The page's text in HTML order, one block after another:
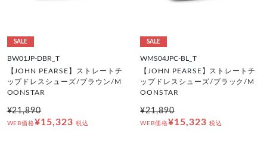
SALE
BW01JP-DBR_T
【JOHN PEARSE】ストレートチ
ップドレスシューズ/ブラウン/M
OONSTAR
¥21,890
WEB価格¥15,323 税込
SALE
WMS04JPC-BL_T
【JOHN PEARSE】ストレートチ
ップドレスシューズ/ブラック/M
OONSTAR
¥21,890
WEB価格¥15,323 税込